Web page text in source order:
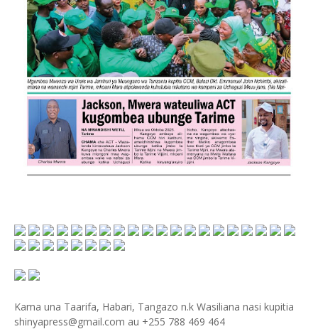
Kama una Taarifa, Habari, Tangazo n.k Wasiliana nasi kupitia
shinyapress@gmail.com au +255 788 469 464